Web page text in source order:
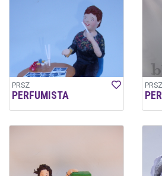
PRSZ
PERFUMISTA
PRSZ